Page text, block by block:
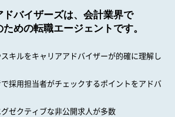
ドバイザーズは、会計業界で
めの転職エージェントです。
キルをキャリアアドバイザーが的確に理解し
採用担当者がチェックするポイントをアドバ
ゼクティブな非公開求人が多数